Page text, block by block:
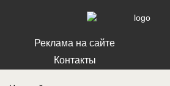
Реклама на сайте
Контакты